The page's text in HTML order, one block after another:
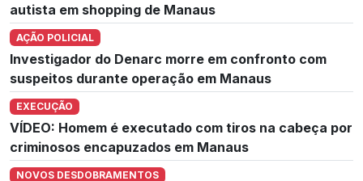
autista em shopping de Manaus
AÇÃO POLICIAL
Investigador do Denarc morre em confronto com
suspeitos durante operação em Manaus
EXECUÇÃO
VÍDEO: Homem é executado com tiros na cabeça por
criminosos encapuzados em Manaus
NOVOS DESDOBRAMENTOS